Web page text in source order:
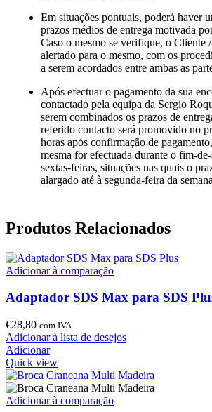
Em situações pontuais, poderá haver
prazos médios de entrega motivada
Caso o mesmo se verifique, o Cliente
alertado para o mesmo, com os
a serem acordados entre ambas as
Após efectuar o pagamento da sua
contactado pela equipa da Sergio
serem combinados os prazos de
referido contacto será promovido no
horas após confirmação de
mesma for efectuada durante o fim-
sextas-feiras, situações nas quais o
alargado até à segunda-feira da
Produtos Relacionados
Adicionar à comparação
Adaptador SDS Max para SDS
€28,80 com IVA
Adicionar à lista de desejos
Adicionar
Quick view
Adicionar à comparação